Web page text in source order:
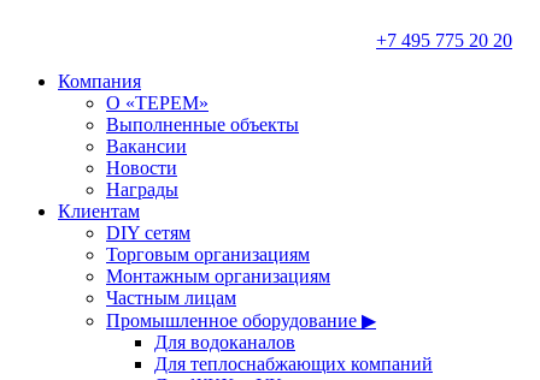
+7 495 775 20 20
Компания
О «ТЕРЕМ»
Выполненные объекты
Вакансии
Новости
Награды
Клиентам
DIY сетям
Торговым организациям
Монтажным организациям
Частным лицам
Промышленное оборудование ▶
Для водоканалов
Для теплоснабжающих компаний